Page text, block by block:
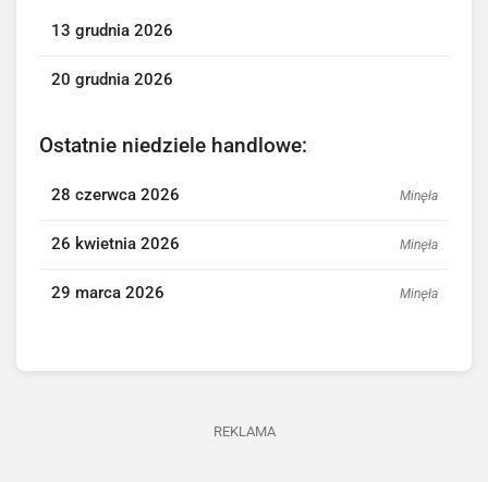
13 grudnia 2026
20 grudnia 2026
Ostatnie niedziele handlowe:
28 czerwca 2026 Minęła
26 kwietnia 2026 Minęła
29 marca 2026 Minęła
REKLAMA